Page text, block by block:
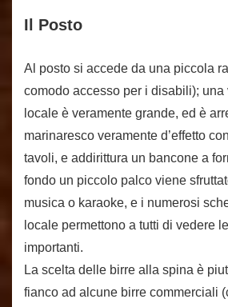
Il Posto
Al posto si accede da una piccola
comodo accesso per i disabili); una
locale è veramente grande, ed è
marinaresco veramente d’effetto
tavoli, e addirittura un bancone a
fondo un piccolo palco viene
musica o karaoke, e i numerosi
locale permettono a tutti di vedere
importanti.
La scelta delle birre alla spina è
fianco ad alcune birre commerciali